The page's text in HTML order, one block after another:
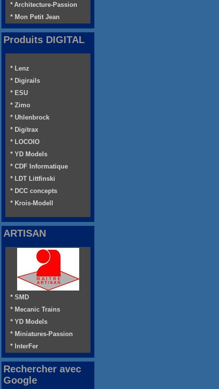
* Architecture-Passion
* Mon Petit Jean
Produits DIGITAL
* Lenz
* Digirails
* ESU
* Zimo
* Uhlenbrock
* Digitrax
* LOCOIO
* YD Models
* CDF Informatique
* LDT Littfinski
* DCC concepts
* Krois-Modell
ARTISAN
* SMD
* Mecanic Trains
* YD Models
* Miniatures-Passion
* InterFer
Rechercher avec
Google